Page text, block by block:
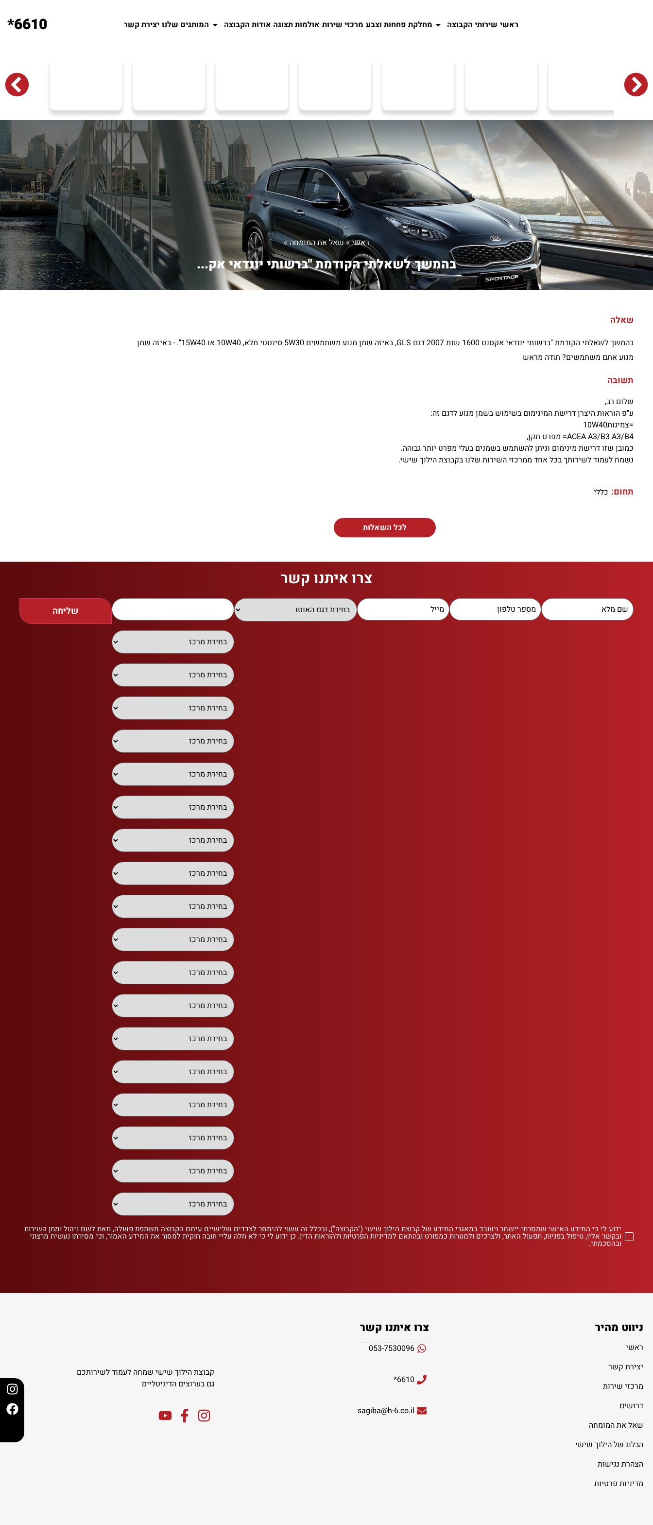
ראשי שירותי הקבוצה מחלקת פחחות וצבע מרכזי שירות אולמות תצוגה אודות הקבוצה המותגים שלנו יצירת קשר 6610*
ראשי»שאל את המומחה»
בהמשך לשאלתי הקודמת "ברשותי יונדאי אק...
שאלה
בהמשך לשאלתי הקודמת "ברשותי יונדאי אקסנט 1600 שנת 2007 דגם GLS, באיזה שמן מנוע משתמשים 5W30 סינטטי מלא, 10W40 או 15W40". - באיזה שמן
מנוע אתם משתמשים? תודה מראש
תשובה
שלום רב,
ע"פ הוראות היצרן דרישת המינימום בשימוש בשמן מנוע לדגם זה:
=צמיגות10W40
ACEA A3/B3 A3/B4= מפרט תקן,
כמובן שזו דרישת מינימום וניתן להשתמש בשמנים בעלי מפרט יותר גבוהה.
נשמח לעמוד לשירותך בכל אחד ממרכזי השירות שלנו בקבוצת הילוך שישי.
תחום: כללי
לכל השאלות
צרו איתנו קשר
שליחה
ידוע לי כי המידע האישי שמסרתי יישמר ויעובד במאגרי המידע של קבוצת הילוך שישי ("הקבוצה"), ובכלל זה עשוי להימסר לצדדים שלישיים עימם הקבוצה משתפת פעולה, וזאת לשם ניהול ומתן השירות
ובקשר אליו, טיפול בפניות, תפעול האתר, ולצרכים ולמטרות כמפורט ובהתאם למדיניות הפרטיות ולהוראות הדין. כן ידוע לי כי לא חלה עליי חובה חוקית למסור את המידע האמור, וכי מסירתו נעשית מרצוני
ובהסכמתי.
ניווט מהיר
ראשי
יצירת קשר
מרכזי שירות
דרושים
שאל את המומחה
הבלוג של הילוך שישי
הצהרת נגישות
מדיניות פרטיות
צרו איתנו קשר
053-7530096
6610*
sagiba@h-6.co.il
קבוצת הילוך שישי שמחה לעמוד לשירותכם
גם בערוצים הדיגיטליים